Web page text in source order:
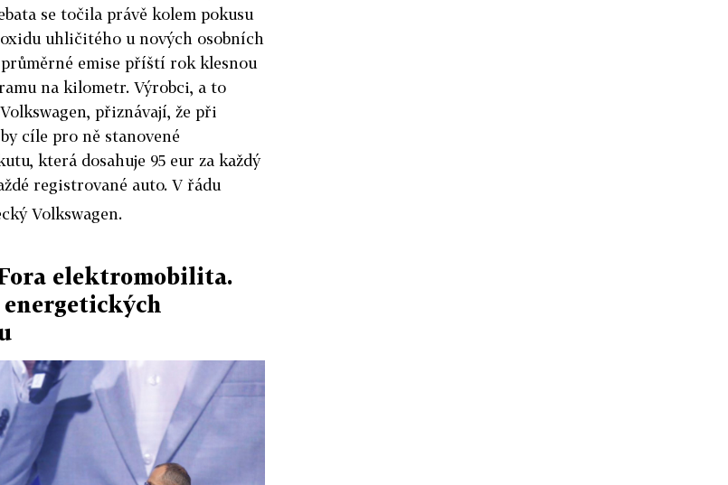
se točila právě kolem pokusu
uhličitého u nových osobních
emise příští rok klesnou
na kilometr. Výrobci, a to
přiznávají, že při
cíle pro ně stanovené
která dosahuje 95 eur za každý
registrované auto. V řádu
Volkswagen.
elektromobilita.